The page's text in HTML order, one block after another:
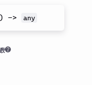
) -> any